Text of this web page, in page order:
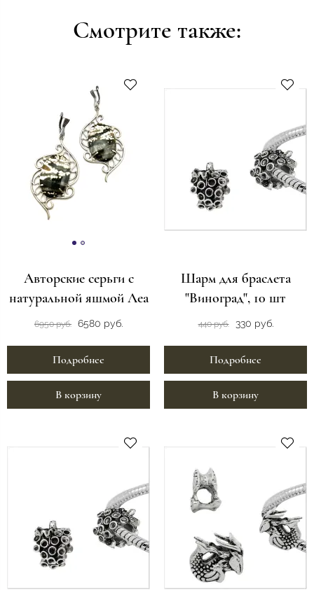
Смотрите также:
Авторские серьги с
натуральной яшмой Леа
6950 руб. 6580 руб.
Подробнее
В корзину
Шарм для браслета
"Виноград", 10 шт
440 руб. 330 руб.
Подробнее
В корзину